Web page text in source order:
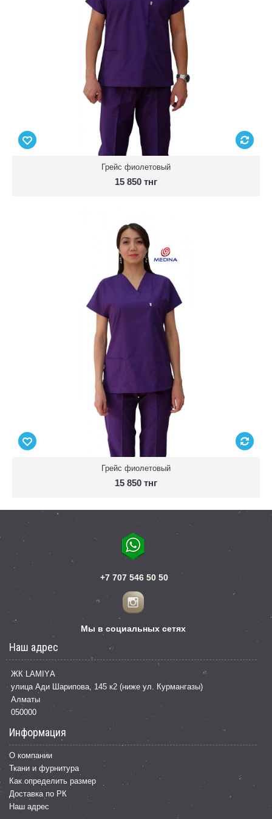
Грейс фиолетовый
15 850 тнг
Грейс фиолетовый
15 850 тнг
+7 707 546 50 50
Мы в социальных сетях
Наш адрес
ЖК LАМІYА
улица Ади Шарипова, 145 к2 (ниже ул. Курмангазы)
Алматы
050000
Информация
О компании
Ткани и фурнитура
Как определить размер
Доставка по РК
Наш адрес